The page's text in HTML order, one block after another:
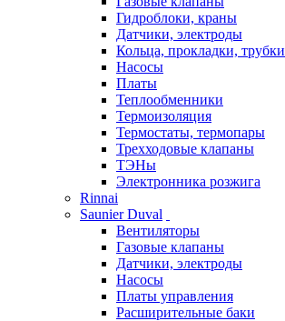
Гидроблоки, краны
Датчики, электроды
Кольца, прокладки, трубки
Насосы
Платы
Теплообменники
Термоизоляция
Термостаты, термопары
Трехходовые клапаны
ТЭНы
Электронника розжига
Rinnai
Saunier Duval
Вентиляторы
Газовые клапаны
Датчики, электроды
Насосы
Платы управления
Расширительные баки